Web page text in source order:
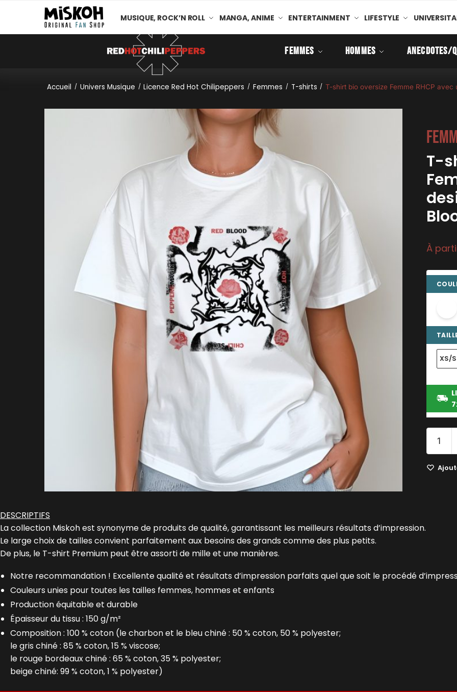
MUSIQUE, ROCK’N ROLL MANGA, ANIME ENTERTAINMENT LIFESTYLE
FEMMES HOMMES ANECDOTES/
Accueil / Univers Musique / Licence Red Hot Chilipeppers / Femmes / T-shirts / T-shirt bio oversize Femme RHCP avec
T-
À
XS/S
DESCRIPTIFS
La collection Miskoh est synonyme de produits de qualité, garantissant les meilleurs résultats d’impression.
Le large choix de tailles convient parfaitement aux besoins des grands comme des plus petits.
De plus, le T-shirt Premium peut être assorti de mille et une manières.
Notre recommandation ! Excellente qualité et résultats d’impression parfaits quel que soit le procédé
Couleurs unies pour toutes les tailles femmes, hommes et enfants
Production équitable et durable
Épaisseur du tissu : 150 g/m²
Composition : 100 % coton (le charbon et le bleu chiné : 50 % coton, 50 % polyester;
le gris chiné : 85 % coton, 15 % viscose;
le rouge bordeaux chiné : 65 % coton, 35 % polyester;
beige chiné: 99 % coton, 1 % polyester)